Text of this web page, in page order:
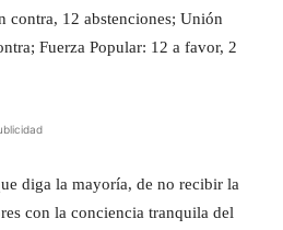
contra, 12 abstenciones; Unión
Fuerza Popular: 12 a favor, 2
diga la mayoría, de no recibir la
con la conciencia tranquila del